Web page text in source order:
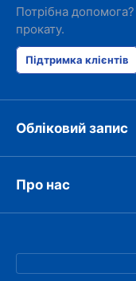
Потрібна
прокату.
Підтримка клієнтів
Обліковий запис
Про нас